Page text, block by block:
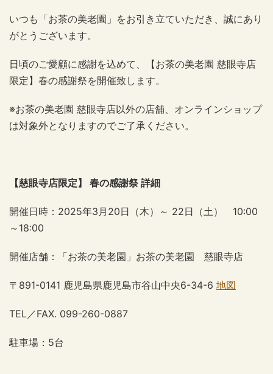
いつも「お茶の美老園」をお引き立ていただき、誠にあり
がとうございます。
日頃のご愛顧に感謝を込めて、【お茶の美老園 慈眼寺店
限定】春の感謝祭を開催致します。
※お茶の美老園 慈眼寺店以外の店舗、オンラインショップ
は対象外となりますのでご了承ください。
【慈眼寺店限定】 春の感謝祭 詳細
開催日時： 2025年3月 20日（木）～ 22日（土） 10:00
～ 18:00
開催店舗：「お茶の美老園」お茶の美老園 慈眼寺店
〒 891-0141 鹿児島県鹿児島市谷山中央6-34-6 地図
TEL／FAX. 099-260-0887
駐車場： 5台